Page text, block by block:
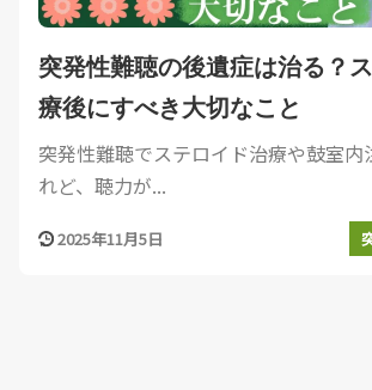
突発性難聴の後遺症は治る？
療後にすべき大切なこと
突発性難聴でステロイド治療や鼓室内
れど、聴力が...
2025年11月5日